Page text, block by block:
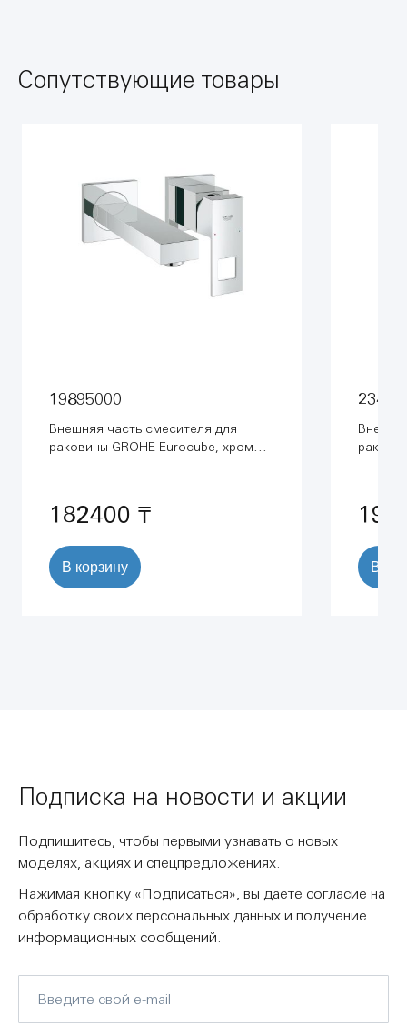
Сопутствующие товары
19895000
Внешняя часть смесителя для
раковины GROHE Eurocube, хром
182400 ₸
В корзину В
Подписка на новости и акции
Подпишитесь, чтобы первыми узнавать о новых
моделях, акциях и спецпредложениях.
Нажимая кнопку «Подписаться», вы даете согласие на
обработку своих персональных данных и получение
информационных сообщений.